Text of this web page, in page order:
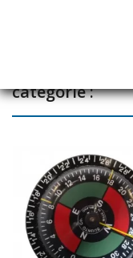
catégorie :